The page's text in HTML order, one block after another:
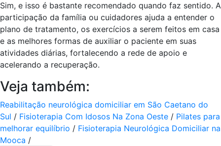
Sim, e isso é bastante recomendado quando faz sentido. A
participação da família ou cuidadores ajuda a entender o
plano de tratamento, os exercícios a serem feitos em casa
e as melhores formas de auxiliar o paciente em suas
atividades diárias, fortalecendo a rede de apoio e
acelerando a recuperação.
Veja também:
Reabilitação neurológica domiciliar em São Caetano do
Sul / Fisioterapia Com Idosos Na Zona Oeste / Pilates para
melhorar equilíbrio / Fisioterapia Neurológica Domiciliar na
Mooca /